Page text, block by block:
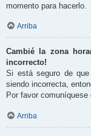
momento para hacerlo.
Arriba
Cambié la zona
incorrecto!
Si está seguro de
siendo incorrecta,
Por favor
Arriba